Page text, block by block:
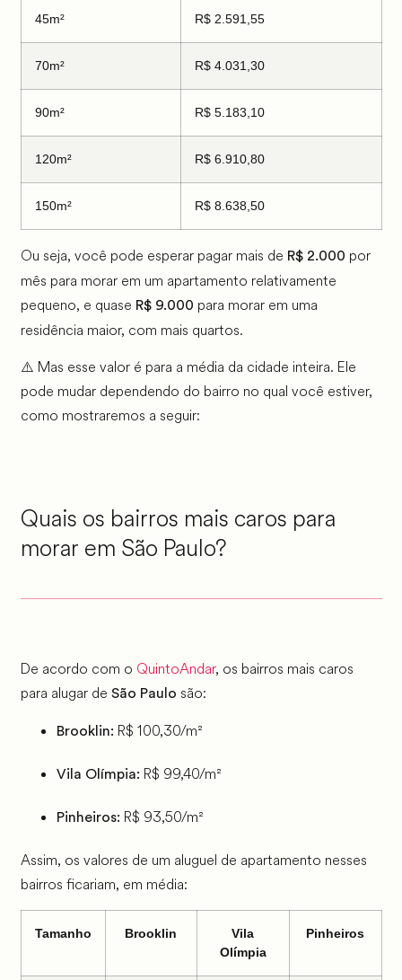
45m² R$ 2.591,55
70m² R$ 4.031,30
90m² R$ 5.183,10
120m² R$ 6.910,80
150m² R$ 8.638,50
Ou seja, você pode esperar pagar mais de R$ 2.000 por
mês para morar em um apartamento relativamente
pequeno, e quase R$ 9.000 para morar em uma
residência maior, com mais quartos.
⚠️ Mas esse valor é para a média da cidade inteira. Ele
pode mudar dependendo do bairro no qual você estiver,
como mostraremos a seguir:
Quais os bairros mais caros para
morar em São Paulo?
De acordo com o QuintoAndar, os bairros mais caros
para alugar de São Paulo são:
Brooklin: R$ 100,30/m²
Vila Olímpia: R$ 99,40/m²
Pinheiros: R$ 93,50/m²
Assim, os valores de um aluguel de apartamento nesses
bairros ficariam, em média:
Tamanho Brooklin
Vila
Olímpia
Pinheiros